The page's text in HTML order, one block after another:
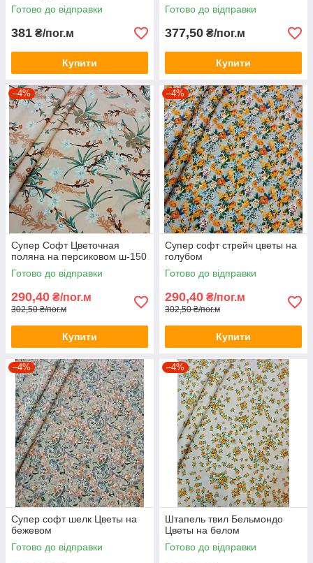
Готово до відправки
381 ₴/пог.м
Купити
Готово до відправки
377,50 ₴/пог.м
Купити
–4%
Супер Софт Цветочная
поляна на персиковом ш-150
Готово до відправки
290,40 ₴/пог.м
302,50 ₴/пог.м
Купити
–4%
Супер софт стрейч цветы на
голубом
Готово до відправки
290,40 ₴/пог.м
302,50 ₴/пог.м
Купити
–4%
Супер софт шелк Цветы на
бежевом
Готово до відправки
–4%
Штапель твил Бельмондо
Цветы на белом
Готово до відправки